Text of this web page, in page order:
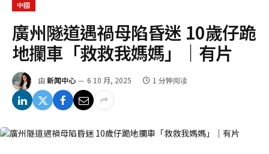
中國
廣州隧道遇禍母陷昏迷 10歲仔跪
地攔車「救救我媽媽」｜有片
由 新闻中心 6 10 月, 2025 1 分钟阅读